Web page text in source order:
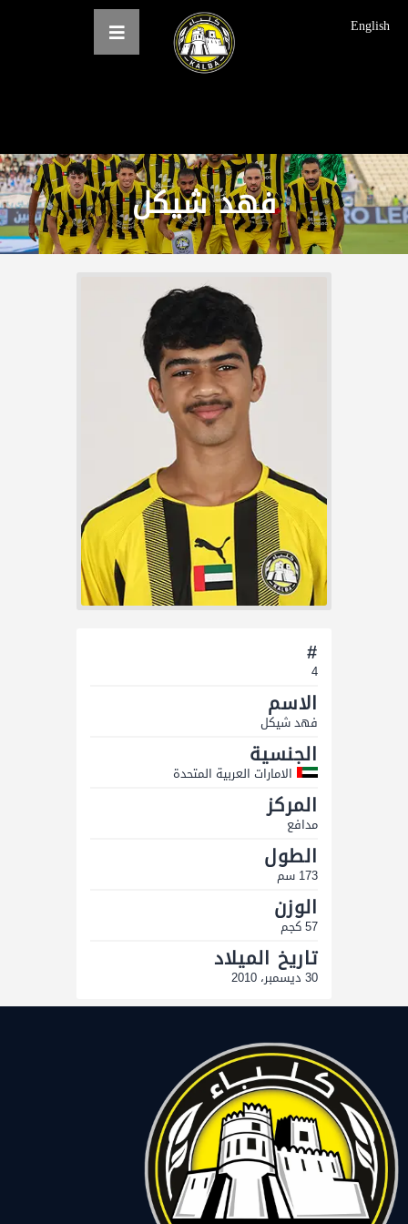
English
فھد شیكل
الرئيسية
عن النادي
فرق النادي
الاخبار
المعرض
حجز التذاكر
#
4
الاسم
فھد شیكل
الجنسية
الامارات العربية المتحدة
المركز
مدافع
الطول
173 سم
الوزن
57 كجم
تاريخ الميلاد
30 ديسمبر، 2010